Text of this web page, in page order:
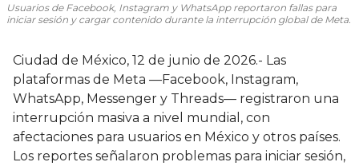
Usuarios de Facebook, Instagram y WhatsApp reportaron fallas para
iniciar sesión y cargar contenido durante la interrupción global de Meta.
Ciudad de México, 12 de junio de 2026.- Las
plataformas de Meta —Facebook, Instagram,
WhatsApp, Messenger y Threads— registraron una
interrupción masiva a nivel mundial, con
afectaciones para usuarios en México y otros países.
Los reportes señalaron problemas para iniciar sesión,